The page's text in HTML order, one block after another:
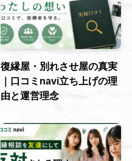
復縁屋・別れさせ屋の真実
｜口コミnavi立ち上げの理
由と運営理念